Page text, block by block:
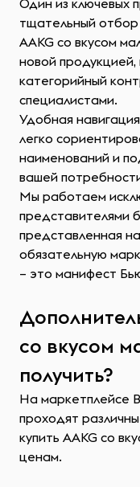
Один из ключевых
тщательный
AAKG со вкусом
новой
категорийный
специалистами.
Удобная
легко
наименований и
вашей
Мы работаем
представителями
представленная
обязательную
– это манифест
со вкусом
получить?
На маркетплейсе
проходят
купить AAKG со
ценам.